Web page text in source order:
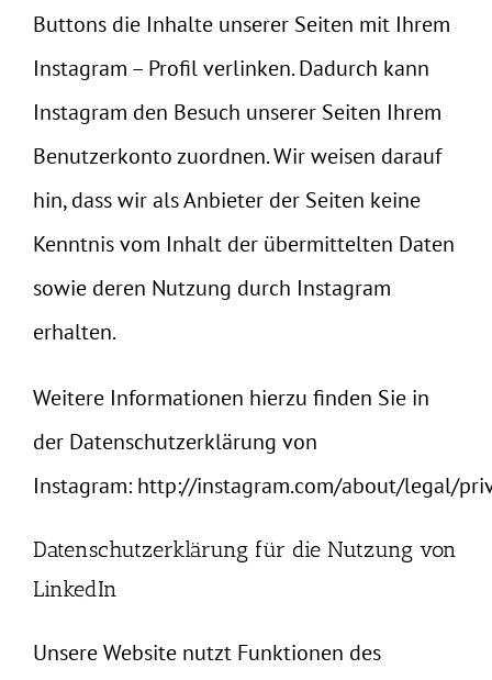
Buttons die Inhalte unserer Seiten mit Ihrem
Instagram – Profil verlinken. Dadurch kann
Instagram den Besuch unserer Seiten Ihrem
Benutzerkonto zuordnen. Wir weisen darauf
hin, dass wir als Anbieter der Seiten keine
Kenntnis vom Inhalt der übermittelten Daten
sowie deren Nutzung durch Instagram
erhalten.
Weitere Informationen hierzu finden Sie in
der Datenschutzerklärung von
Instagram: http://instagram.com/about/legal/
Datenschutzerklärung für die Nutzung von
LinkedIn
Unsere Website nutzt Funktionen des